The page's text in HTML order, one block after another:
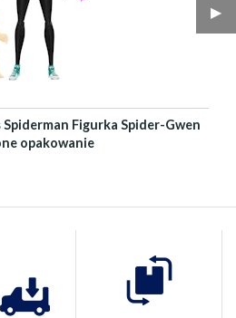
▶︎
Figurka Spider-Gwen
opakowanie